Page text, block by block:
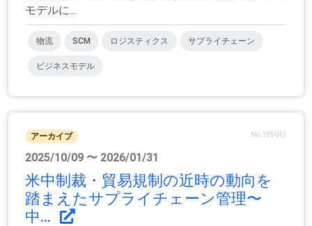
モデルに...
物流 SCM ロジスティクス サプライチェーン
ビジネスモデル
アーカイブ No.155013
2025/10/09 〜 2026/01/31
米中制裁・貿易規制の近時の動向を
踏まえたサプライチェーン管理〜
中...